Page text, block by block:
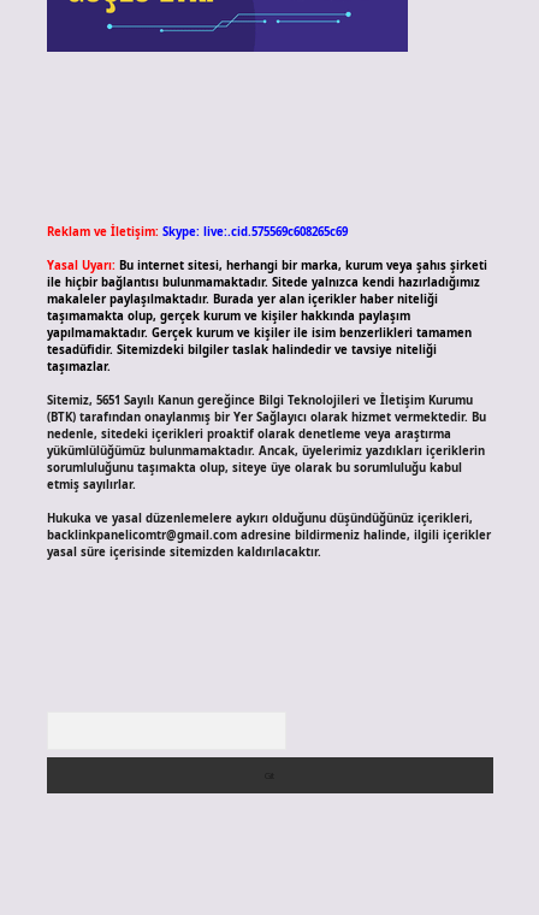
Reklam ve İletişim: Skype: live:.cid.575569c608265c69
Yasal Uyarı: Bu internet sitesi, herhangi bir marka, kurum veya şahıs şirketi
ile hiçbir bağlantısı bulunmamaktadır. Sitede yalnızca kendi hazırladığımız
makaleler paylaşılmaktadır. Burada yer alan içerikler haber niteliği
taşımamakta olup, gerçek kurum ve kişiler hakkında paylaşım
yapılmamaktadır. Gerçek kurum ve kişiler ile isim benzerlikleri tamamen
tesadüfidir. Sitemizdeki bilgiler taslak halindedir ve tavsiye niteliği
taşımazlar.
Sitemiz, 5651 Sayılı Kanun gereğince Bilgi Teknolojileri ve İletişim Kurumu
(BTK) tarafından onaylanmış bir Yer Sağlayıcı olarak hizmet vermektedir. Bu
nedenle, sitedeki içerikleri proaktif olarak denetleme veya araştırma
yükümlülüğümüz bulunmamaktadır. Ancak, üyelerimiz yazdıkları içeriklerin
sorumluluğunu taşımakta olup, siteye üye olarak bu sorumluluğu kabul
etmiş sayılırlar.
Hukuka ve yasal düzenlemelere aykırı olduğunu düşündüğünüz içerikleri,
backlinkpanelicomtr@gmail.comadresine bildirmeniz halinde, ilgili içerikler
yasal süre içerisinde sitemizden kaldırılacaktır.